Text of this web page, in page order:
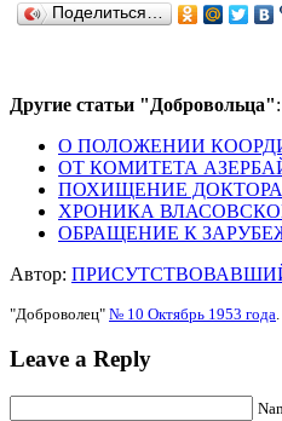
Поделиться…
Другие статьи "Добровольца":
О ПОЛОЖЕНИИ
ОТ КОМИТЕТА
ПОХИЩЕНИЕ
ХРОНИКА
ОБРАЩЕНИЕ К
Автор:
"Доброволец" № 10 Октябрь 1953 года
Leave a Reply